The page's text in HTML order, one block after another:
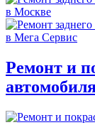
Ремонт и